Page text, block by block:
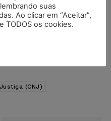
Reddit
(CNJ)
suas
Ao clicar em “Aceitar”,
TODOS os cookies.